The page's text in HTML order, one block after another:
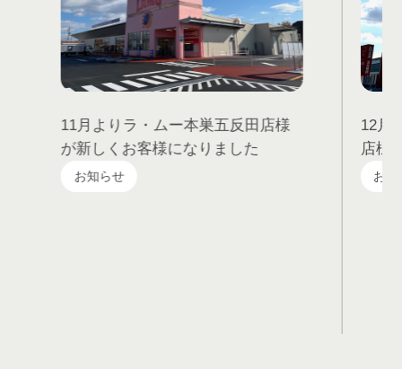
11月よりラ・ムー本巣五反田店様
が新しくお客様になりました
お知らせ
12月
店様
お知